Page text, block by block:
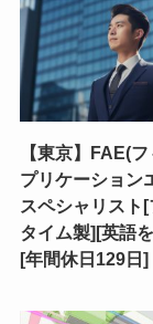
【東京】FAE(
プリケーション
スペシャリスト
タイム製][英語
[年間休日129日]